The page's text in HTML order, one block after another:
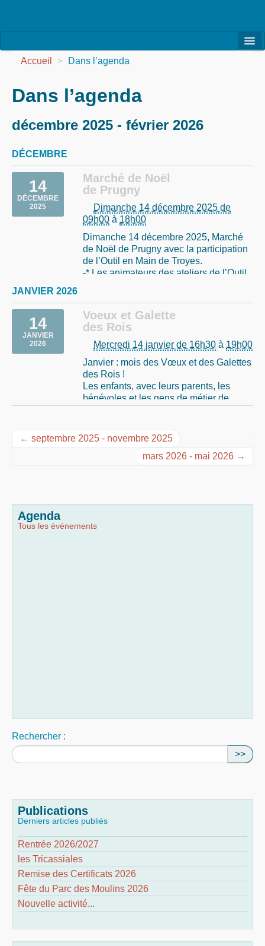
l’Association
la Vie des Ateliers
les Evénements
les Réalisations
Agenda
Contact
Accueil > Dans l’agenda
Dans l’agenda
décembre 2025 - février 2026
DÉCEMBRE
14
DÉCEMBRE
2025
Marché de Noël
de Prugny
Dimanche 14 décembre 2025 de
09h00 à 18h00
Dimanche 14 décembre 2025, Marché
de Noël de Prugny avec la participation
de l’Outil en Main de Troyes.
-* Les animateurs des ateliers de l’Outil
leurs activités, avec un focus sur le vitrail
Tiffany, ainsi que (…)
JANVIER 2026
14
JANVIER
2026
Voeux et Galette
des Rois
Mercredi 14 janvier de 16h30 à 19h00
Janvier : mois des Vœux et des Galettes
des Rois !
Les enfants, avec leurs parents, les
bénévoles et les gens de métier de
mercredi 14 janvier 2026 après les
ateliers.
← septembre 2025 - novembre 2025
mars 2026 - mai 2026 →
Agenda
Tous les événements
Rechercher :
>>
Publications
Derniers articles publiés
Rentrée 2026/2027
les Tricassiales
Remise des Certificats 2026
Fête du Parc des Moulins 2026
Nouvelle activité...